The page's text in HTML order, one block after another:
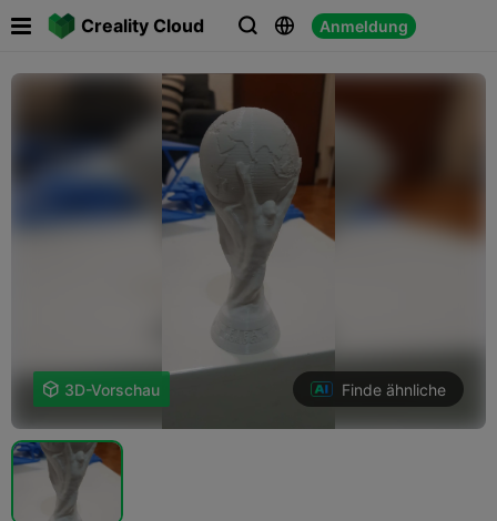
Creality Cloud   Anmeldung
 
 3D-Vorschau Finde ähnliche